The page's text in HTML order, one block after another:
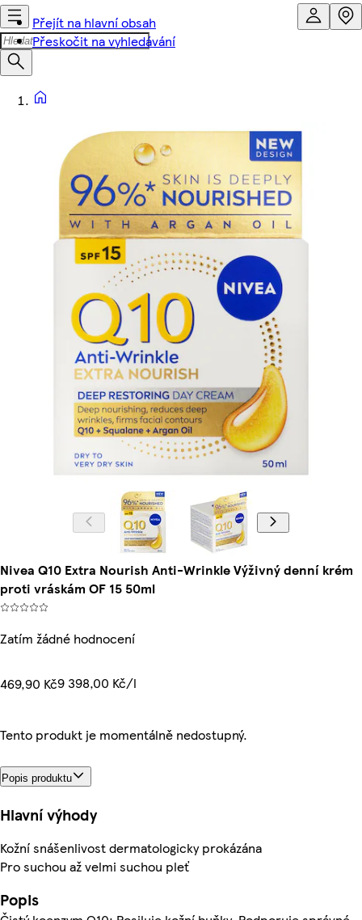
Přejít na hlavní obsah
Přeskočit na vyhledávání
Nivea Q10 Extra Nourish Anti-Wrinkle Výživný denní krém
proti vráskám OF 15 50ml
Zatím žádné hodnocení
469,90 Kč9 398,00 Kč/l
Tento produkt je momentálně nedostupný.
Popis produktu
Hlavní výhody
Kožní snášenlivost dermatologicky prokázána
Pro suchou až velmi suchou pleť
Popis